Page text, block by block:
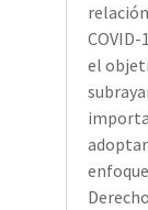
COVID-
el